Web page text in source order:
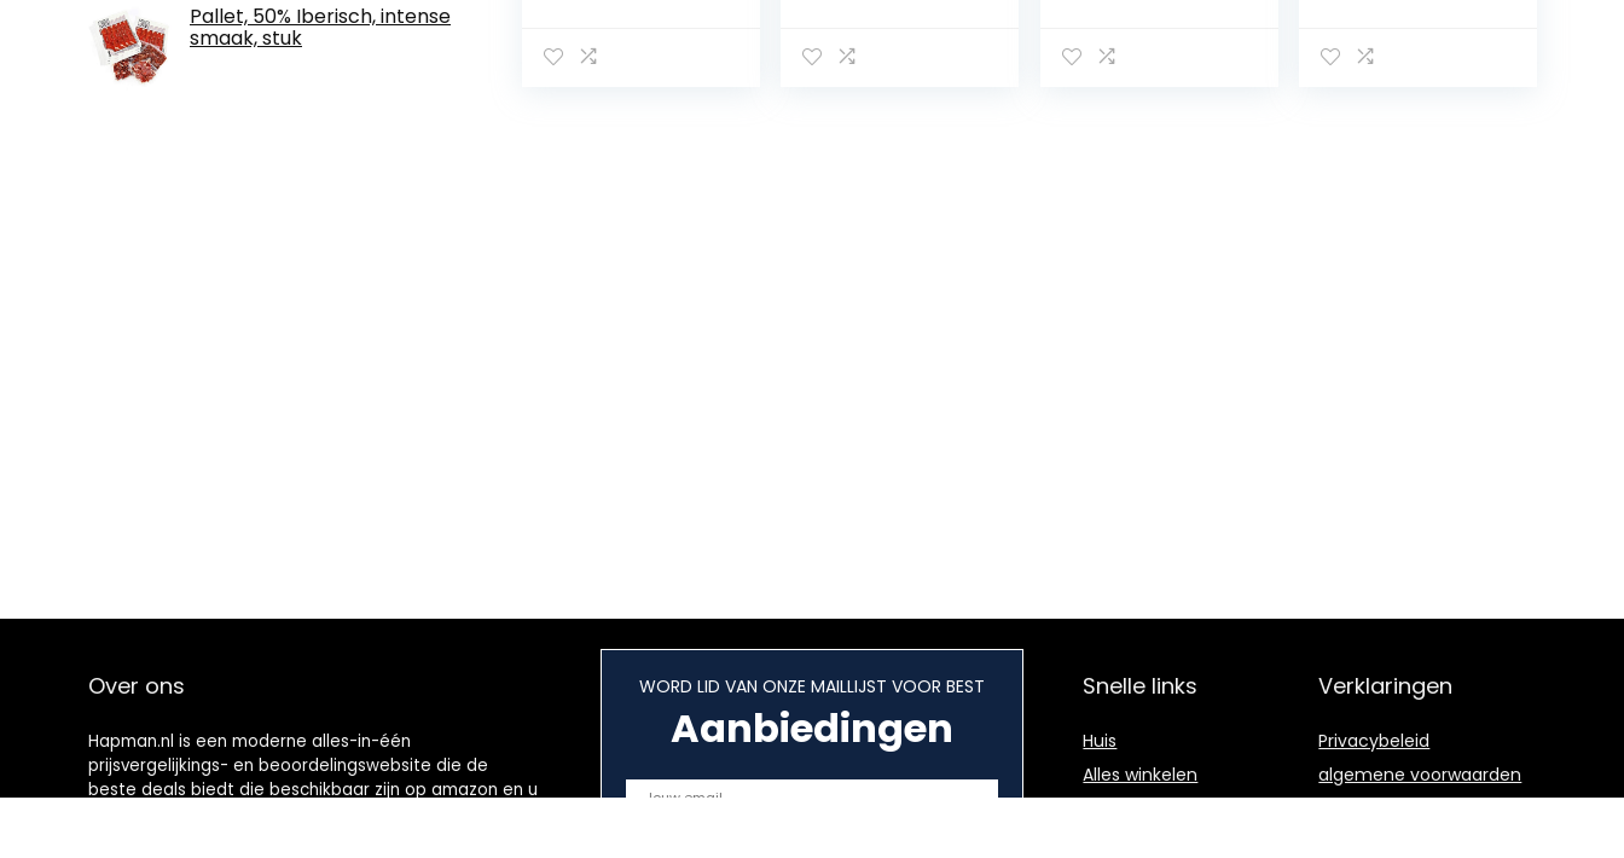
Pallet, 50% Iberisch, intense
smaak, stuk
fijnproces.
varkens gefokt in
Over ons
Hapman.nl is een moderne alles-in-één
prijsvergelijkings- en beoordelingswebsite die de
beste deals biedt die beschikbaar zijn op amazon en u
WORD LID VAN ONZE MAILLIJST VOOR BEST
Aanbiedingen
Snelle links
Huis
Alles winkelen
Verklaringen
Privacybeleid
algemene voorwaarden